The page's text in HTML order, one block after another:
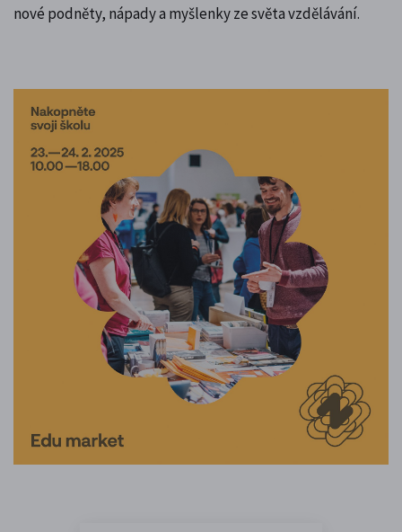
nové podněty, nápady a myšlenky ze světa vzdělávání.